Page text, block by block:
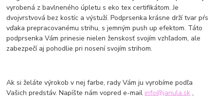
vyrobená z bavlneného úpletu s eko tex certifikátom. Je
dvojvrstvová bez kostíc a výstuží. Podprsenka krásne drží tvar pŕs
vďaka prepracovanému strihu, s jemným push up efektom. Táto
podprsenka Vám prinesie nielen ženskosť svojím vzhľadom, ale
zabezpečí aj pohodlie pri nosení svojím strihom.
Ak si želáte výrokob v nej farbe, rady Vám ju vyrobíme podľa
Vašich predstáv. Napíšte nám vopred e-mail info@janula.sk ,